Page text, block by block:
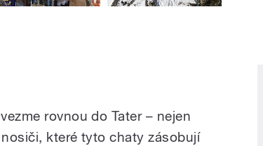
rovnou do Tater – nejen
které tyto chaty zásobují